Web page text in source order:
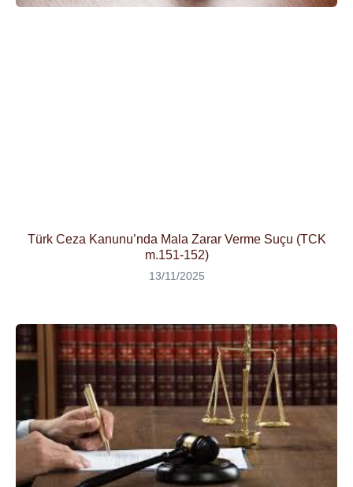
Türk Ceza Kanunu’nda Mala Zarar Verme Suçu (TCK
m.151-152)
13/11/2025